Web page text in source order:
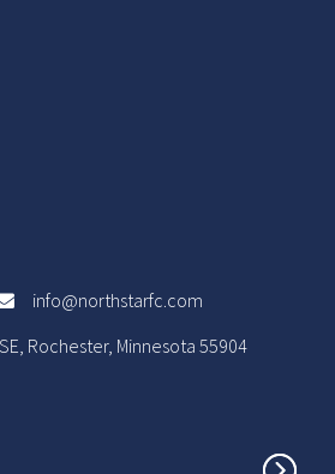
info@northstarfc.com
Rochester, Minnesota 55904